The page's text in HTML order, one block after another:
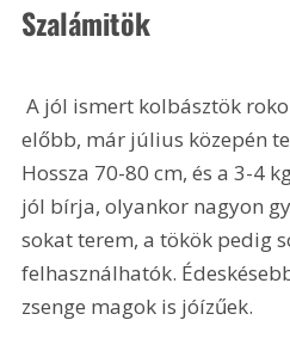
Szalámitök
A jól ismert kolbásztök rokona, de annál jóval
előbb, már július közepén
Hossza 70-80 cm, és a 3-4
jól bírja, olyankor nagyon
sokat terem, a tökök pedig
felhasználhatók.
zsenge magok is jóízűek.